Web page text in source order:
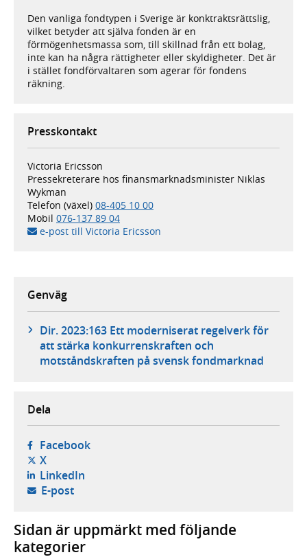
Den vanliga fondtypen i Sverige är konktraktsrättslig,
vilket betyder att själva fonden är en
förmögenhetsmassa som, till skillnad från ett bolag,
inte kan ha några rättigheter eller skyldigheter. Det är
i stället fondförvaltaren som agerar för fondens
räkning.
Presskontakt
Victoria Ericsson
Pressekreterare hos finansmarknadsminister Niklas
Wykman
Telefon (växel) 08-405 10 00
Mobil 076-137 89 04
e-post till Victoria Ericsson
Genväg
Dir. 2023:163 Ett moderniserat regelverk för
att stärka konkurrenskraften och
motståndskraften på svensk fondmarknad
Dela
Facebook- öppnas i ny flik, extern webbplats,
X- öppnas i ny flik, extern webbplats,
LinkedIn- öppnas i ny flik, extern webbplats,
E-post- öppnar din e-postklient,
Sidan är uppmärkt med följande
kategorier